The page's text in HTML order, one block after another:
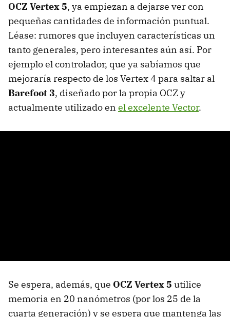
OCZ Vertex 5, ya empiezan a dejarse ver con
pequeñas cantidades de información puntual.
Léase: rumores que incluyen características un
tanto generales, pero interesantes aún así. Por
ejemplo el controlador, que ya sabíamos que
mejoraría respecto de los Vertex 4 para saltar al
Barefoot 3, diseñado por la propia OCZ y
actualmente utilizado en el excelente Vector.
Se espera, además, que OCZ Vertex 5 utilice
memoria en 20 nanómetros (por los 25 de la
cuarta generación) y se espera que mantenga las